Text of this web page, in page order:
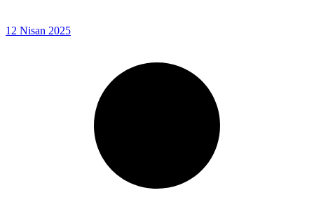
12 Nisan 2025